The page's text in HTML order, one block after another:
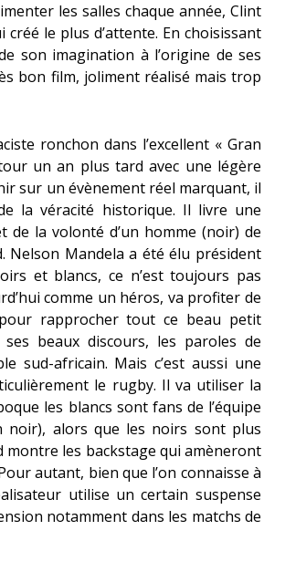
les salles chaque année, Clint
créé le plus d’attente. En choisissant
son imagination à l’origine de ses
bon film, joliment réalisé mais trop
ronchon dans l’excellent « Gran
un an plus tard avec une légère
sur un évènement réel marquant, il
la véracité historique. Il livre une
de la volonté d’un homme (noir) de
Nelson Mandela a été élu président
et blancs, ce n’est toujours pas
comme un héros, va profiter de
rapprocher tout ce beau petit
beaux discours, les paroles de
sud-africain. Mais c’est aussi une
le rugby. Il va utiliser la
les blancs sont fans de l’équipe
noir), alors que les noirs sont plus
montre les backstage qui amèneront
autant, bien que l’on connaisse à
utilise un certain suspense
notamment dans les matchs de